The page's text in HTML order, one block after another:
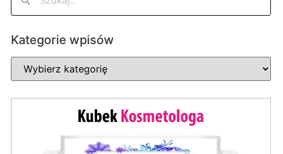
Kategorie wpisów